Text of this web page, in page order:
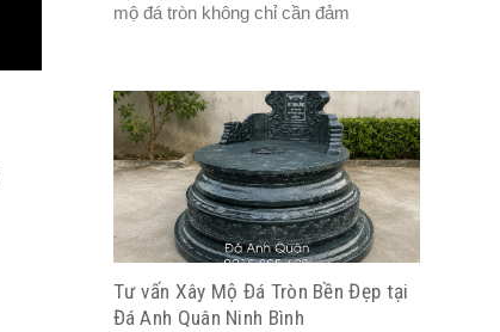
mộ đá tròn không chỉ cần đảm
Tư vấn Xây Mộ Đá Tròn Bền Đẹp tại
Đá Anh Quân Ninh Bình